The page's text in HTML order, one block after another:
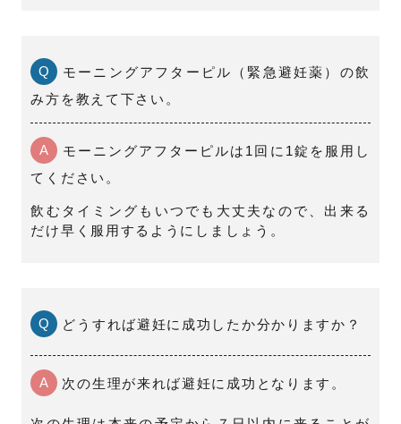
Q
モーニングアフターピル（緊急避妊薬）の飲
み方を教えて下さい。
A
モーニングアフターピルは1回に1錠を服用し
てください。
飲むタイミングもいつでも大丈夫なので、出来る
だけ早く服用するようにしましょう。
Q どうすれば避妊に成功したか分かりますか？
A 次の生理が来れば避妊に成功となります。